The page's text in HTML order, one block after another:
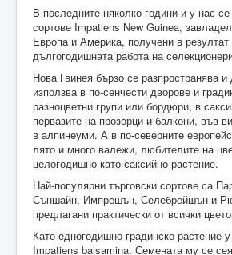
В последните няколко години и у нас
сортове Impatiens New Guinea,
Европа и Америка, получени в резултат
дългогодишната работа на
Нова Гвинея бързо се разпространява
използва в по-сенчести дворове и
разноцветни групи или бордюри, в
первазите на прозорци и балкони, във
в алпинеуми. А в по-северните
лято и много валежи, любителите на
целогодишно като саксийно растение.
Най-популярни търговски сортове са
Съншайн, Импрешън, Селебрейшън и
предлагани практически от всички
Като едногодишно градинско растение
Impatiens balsamina. Семената му се